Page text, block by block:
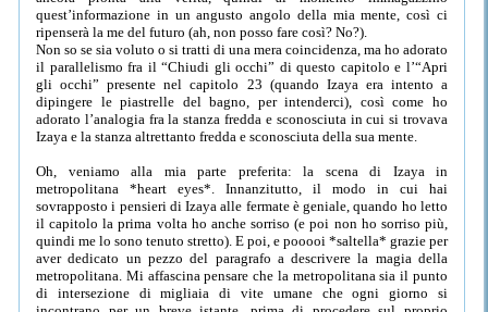
quest’informazione in un angusto angolo della mia mente, così ci
ripenserà la me del futuro (ah, non posso fare così? No?).
Non so se sia voluto o si tratti di una mera coincidenza, ma ho adorato
il parallelismo fra il “Chiudi gli occhi” di questo capitolo e l’“Apri
gli occhi” presente nel capitolo 23 (quando Izaya era intento a
dipingere le piastrelle del bagno, per intenderci), così come ho
adorato l’analogia fra la stanza fredda e sconosciuta in cui si trovava
Izaya e la stanza altrettanto fredda e sconosciuta della sua mente.
Oh, veniamo alla mia parte preferita: la scena di Izaya in
metropolitana *heart eyes*. Innanzitutto, il modo in cui hai
sovrapposto i pensieri di Izaya alle fermate è geniale, quando ho letto
il capitolo la prima volta ho anche sorriso (e poi non ho sorriso più,
quindi me lo sono tenuto stretto). E poi, e pooooi *saltella* grazie per
aver dedicato un pezzo del paragrafo a descrivere la magia della
metropolitana. Mi affascina pensare che la metropolitana sia il punto
di intersezione di migliaia di vite umane che ogni giorno si